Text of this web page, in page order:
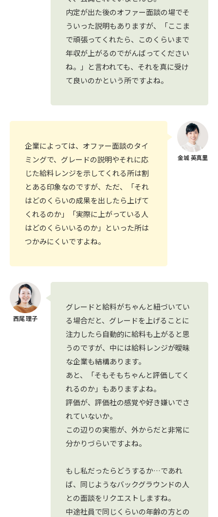
内定が出た後のオファー面談の場でそ
ういった説明もありますが、「ここま
で頑張ってくれたら、このくらいまで
年収が上がるのでがんばってください
ね。」と言われても、それを真に受け
て良いのかという所ですよね。
企業によっては、オファー面談のタイ
ミングで、グレードの説明やそれに応
じた給料レンジを示してくれる所は割
とある印象なのですが、ただ、「それ
はどのくらいの成果を出したら上げて
くれるのか」「実際に上がっている人
はどのくらいいるのか」といった所は
つかみにくいですよね。
グレードと給料がちゃんと紐づいてい
る場合だと、グレードを上げることに
注力したら自動的に給料も上がると思
うのですが、中には給料レンジが曖昧
な企業も結構あります。
あと、「そもそもちゃんと評価してく
れるのか」もありますよね。
評価が、評価社の感覚や好き嫌いでさ
れていないか。
この辺りの実態が、外からだと非常に
分かりづらいですよね。
もし私だったらどうするか…であれ
ば、同じようなバックグラウンドの人
との面談をリクエストしますね。
中途社員で同じくらいの年齢の方との